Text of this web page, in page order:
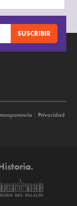
Privacidad